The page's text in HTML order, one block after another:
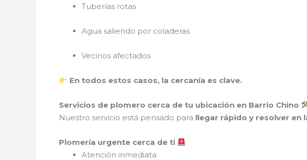
Tuberías rotas
Agua saliendo por coladeras
Vecinos afectados
En todos estos casos, la cercanía es clave.
Servicios de plomero cerca de tu ubicación en Barrio Chino
Nuestro servicio está pensado para llegar rápido y resolver en
Plomería urgente cerca de ti
Atención inmediata